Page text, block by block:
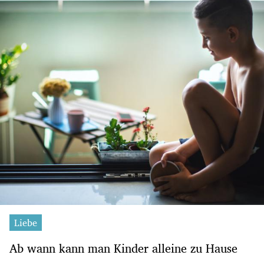
Liebe
Ab wann kann man Kinder alleine zu Hause